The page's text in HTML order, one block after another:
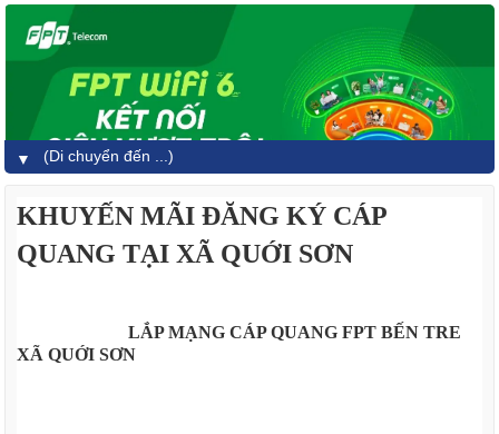
▼
KHUYẾN MÃI ĐĂNG KÝ CÁP
QUANG TẠI XÃ QUỚI SƠN
LẮP MẠNG CÁP QUANG FPT BẾN TRE
XÃ QUỚI SƠN